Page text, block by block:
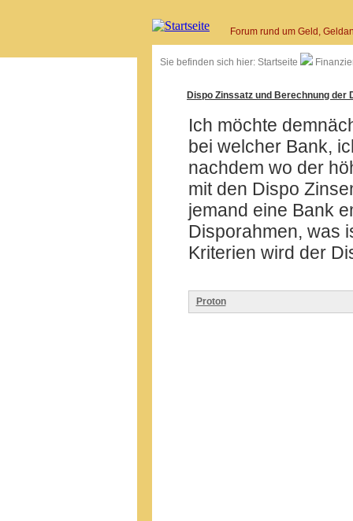
Forum rund um Geld,
Sie befinden sich hier: Startseite
Dispo Zinssatz und Berechnung der
Ich möchte
bei welcher Bank,
nachdem wo der
mit den Dispo
jemand eine Bank
Disporahmen, was
Kriterien wird der
Proton